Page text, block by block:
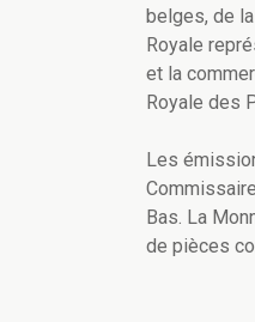
belges, de
Royale
et la
Royale des
Les
Bas. La
de pièces